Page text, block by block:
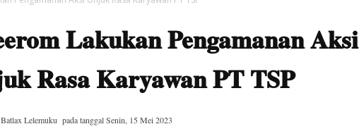
Lakukan Pengamanan Aksi
Rasa Karyawan PT TSP
Batlax Lelemuku pada tanggalSenin, 15 Mei 2023